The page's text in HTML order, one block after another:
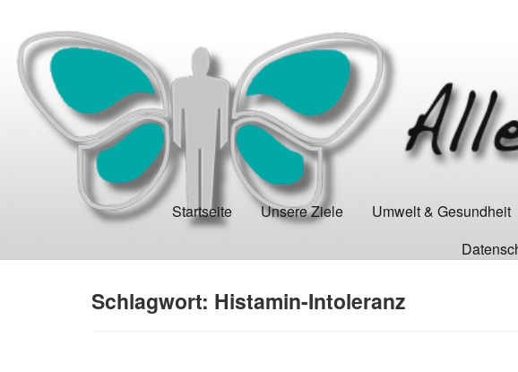
Startseite Unsere Ziele Umwelt & Gesundheit
Schlagwort: Histamin-Intoleranz